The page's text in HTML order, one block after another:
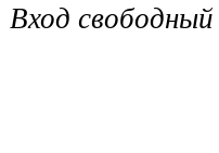
Вход свободный